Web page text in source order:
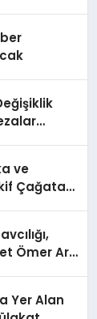
ve
Çağatay
Ömer Arif
Yer Alan